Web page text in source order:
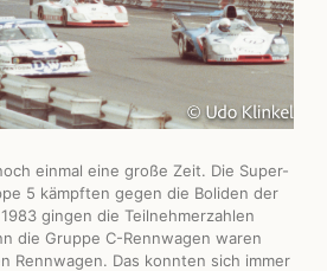
einmal eine große Zeit. Die Super-
5 kämpften gegen die Boliden der
gingen die Teilnehmerzahlen
die Gruppe C-Rennwagen waren
Rennwagen. Das konnten sich immer